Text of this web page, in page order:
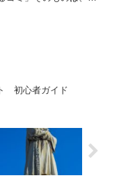
初心者ガイド